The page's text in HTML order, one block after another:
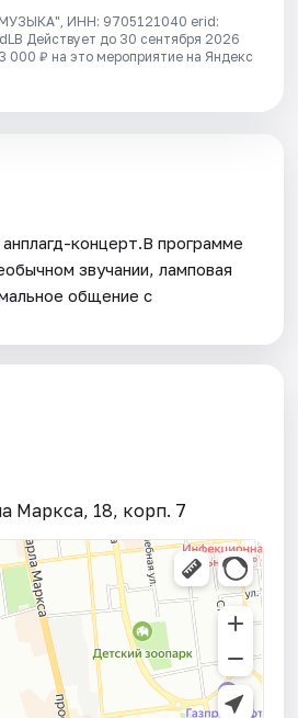
ИНН: 9705121040 erid:
Действует до 30 сентября 2026
000 ₽ на это мероприятие на Яндекс
концерт.В программе
звучании, ламповая
общение с
Маркса, 18, корп. 7